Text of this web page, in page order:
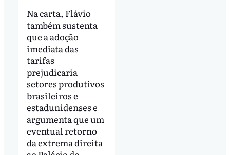
Na carta, Flávio
também sustenta
que a adoção
imediata das
tarifas
prejudicaria
setores produtivos
brasileiros e
estadunidenses e
argumenta que um
eventual retorno
da extrema direita